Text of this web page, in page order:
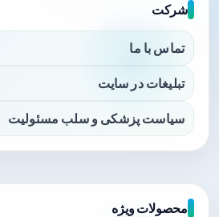
شرکت
تماس با ما
تبلیغات در سایت
سیاست پزشکی و سلب مسئولیت
محصولات ویژه